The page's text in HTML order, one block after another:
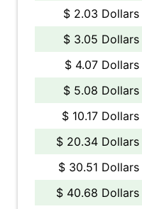
$ 2.03 Dollars
$ 3.05 Dollars
$ 4.07 Dollars
$ 5.08 Dollars
$ 10.17 Dollars
$ 20.34 Dollars
$ 30.51 Dollars
$ 40.68 Dollars